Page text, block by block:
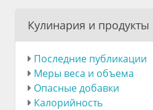
Кулинария и продукты
Последние публикации
Меры веса и объема
Опасные добавки
Калорийность